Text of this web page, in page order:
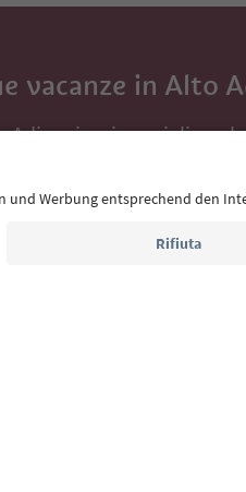
vacanze in Alto
Adige ricevi consigli per